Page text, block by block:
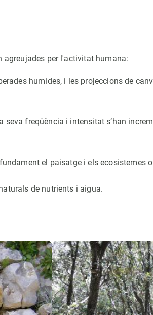
agreujades per l'activitat humana:
humides, i les projeccions de
seva freqüència i intensitat s’han
el paisatge i els ecosistemes
de nutrients i aigua.